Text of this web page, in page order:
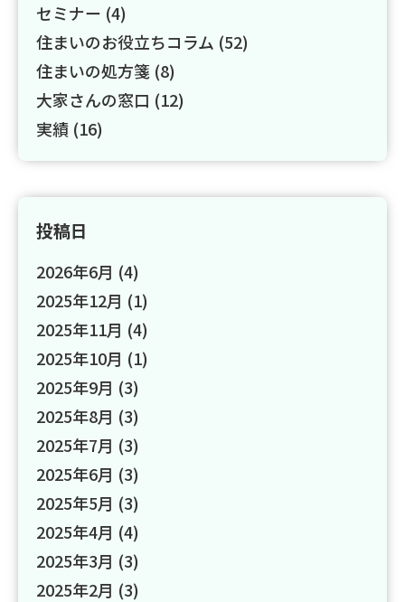
セミナー (4)
住まいのお役立ちコラム (52)
住まいの処方箋 (8)
大家さんの窓口 (12)
実績 (16)
投稿日
2026年6月 (4)
2025年12月 (1)
2025年11月 (4)
2025年10月 (1)
2025年9月 (3)
2025年8月 (3)
2025年7月 (3)
2025年6月 (3)
2025年5月 (3)
2025年4月 (4)
2025年3月 (3)
2025年2月 (3)